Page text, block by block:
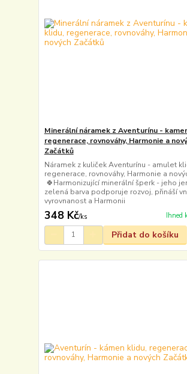
Minerální náramek z Aventurínu -
regenerace, rovnováhy, Harmonie a
Začátků
Náramek z kuliček Aventurínu - amulet
regenerace, rovnováhy, Harmonie a
🍀Harmonizující minerální šperk - jeho
zelená barva podporuje rozvoj, přináší
vyrovnanost a Harmonii
348 Kč/ks Ihned
Přidat do košíku